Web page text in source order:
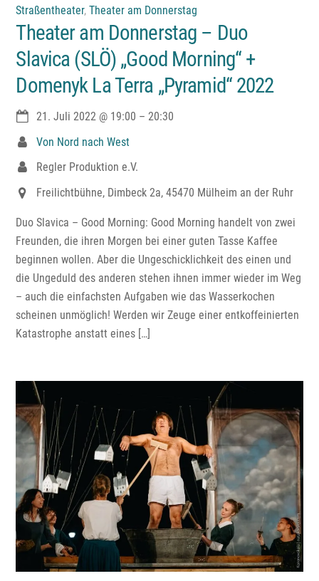
Straßentheater, Theater am Donnerstag
Theater am Donnerstag – Duo
Slavica (SLÖ) „Good Morning“ +
Domenyk La Terra „Pyramid“ 2022
21. Juli 2022 @ 19:00 – 20:30
Von Nord nach West
Regler Produktion e.V.
Freilichtbühne, Dimbeck 2a, 45470 Mülheim an der Ruhr
Duo Slavica – Good Morning: Good Morning handelt von zwei
Freunden, die ihren Morgen bei einer guten Tasse Kaffee
beginnen wollen. Aber die Ungeschicklichkeit des einen und
die Ungeduld des anderen stehen ihnen immer wieder im Weg
– auch die einfachsten Aufgaben wie das Wasserkochen
scheinen unmöglich! Werden wir Zeuge einer entkoffeinierten
Katastrophe anstatt eines […]